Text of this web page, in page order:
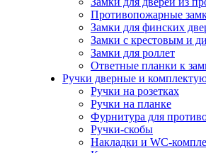
Противопожарные
Замки для финских
Замки с крестовым и
Замки для роллет
Ответные планки к
Ручки дверные и
Ручки на розетках
Ручки на планке
Фурнитура для
Ручки-скобы
Накладки и WC-